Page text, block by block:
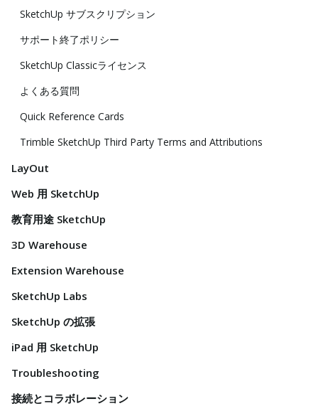
SketchUp サブスクリプション
サポート終了ポリシー
SketchUp Classicライセンス
よくある質問
Quick Reference Cards
Trimble SketchUp Third Party Terms and Attributions
LayOut
Web 用 SketchUp
教育用途 SketchUp
3D Warehouse
Extension Warehouse
SketchUp Labs
SketchUp の拡張
iPad 用 SketchUp
Troubleshooting
接続とコラボレーション